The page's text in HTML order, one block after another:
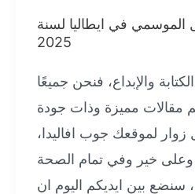
الموسمي في ايطاليا لسنة
2025
والإبداع، فنحن جميعًا
مقالات مميزة وذات جودة
زوار لموقعك جوب افاليدا،
وعلى خير وفي تمام الصحة
، سنضع بين ايديكم اليوم ان